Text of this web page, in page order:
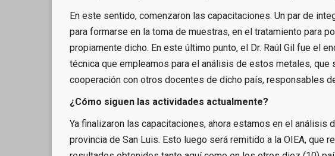
En este sentido, comenzaron las capacitaciones. Un par de
para formarse en la toma de muestras, en el tratamiento para
propiamente dicho. En este último punto, el Dr. Raúl Gil fue el
técnica que empleamos para el análisis de estos metales,
cooperación con otros docentes de dicho país, responsables
¿Cómo siguen las actividades actualmente?
Ya finalizaron las capacitaciones, ahora estamos en el
provincia de San Luis. Esto luego será remitido a la OIEA, que